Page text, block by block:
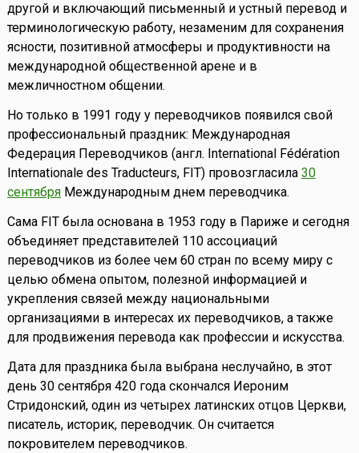
другой и включающий письменный и устный перевод и
терминологическую работу, незаменим для сохранения
ясности, позитивной атмосферы и продуктивности на
международной общественной арене и в
межличностном общении.
Но только в 1991 году у переводчиков появился свой
профессиональный праздник: Международная
Федерация Переводчиков (англ. International Fédération
Internationale des Traducteurs, FIT) провозгласила 30
сентябряМеждународным днем переводчика.
Сама FIT была основана в 1953 году в Париже и сегодня
объединяет представителей 110 ассоциаций
переводчиков из более чем 60 стран по всему миру с
целью обмена опытом, полезной информацией и
укрепления связей между национальными
организациями в интересах их переводчиков, а также
для продвижения перевода как профессии и искусства.
Дата для праздника была выбрана неслучайно, в этот
день 30 сентября 420 года скончался Иероним
Стридонский, один из четырех латинских отцов Церкви,
писатель, историк, переводчик. Он считается
покровителем переводчиков.